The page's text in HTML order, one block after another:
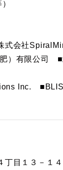
会社
）有限公司 ■
Inc.
丁目１３－１